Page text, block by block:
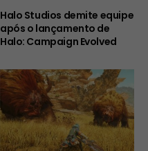
Halo Studios demite equipe
após o lançamento de
Halo: Campaign Evolved